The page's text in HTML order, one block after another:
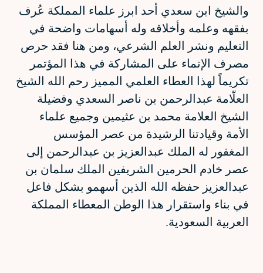
والشيخ ابن سعدي أحد ابرز علماء المملكة عُرف
بفقهه وعلمه وأخلاقه وله أسهامات واضحة في
التعليم ونشر العلم الشرعي، ومن هنا فقد حرص
مصرف الإنماء على المشاركة في هذا المؤتمر
تكريماً لهذا العطاء العلمي المميز رحم الله الشيخ
العلّامة عبدالرحمن بن ناصر السعدي وفضيلة
الشيخ العلامة محمد بن عثيمين وجميع علماء
الأمة وقيادتنا الرشيدة من عصر المؤسس
المغفور له الملك عبدالعزيز بن عبدالرحمن إلى
عصر خادم الحرمين الشريفين الملك سلمان بن
عبدالعزيز حفظه الله الذين أسهمو بشكل فاعل
في بناء واستقرار هذا الوطن المعطاء المملكة
العربية السعودية.